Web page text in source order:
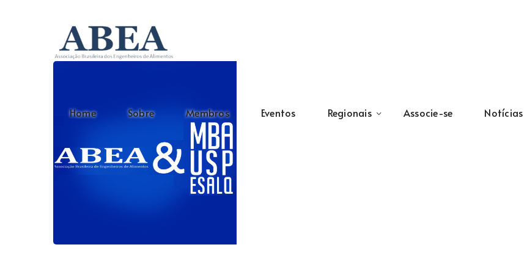
Home Sobre Membros Eventos Regionais Associe-se Notícias